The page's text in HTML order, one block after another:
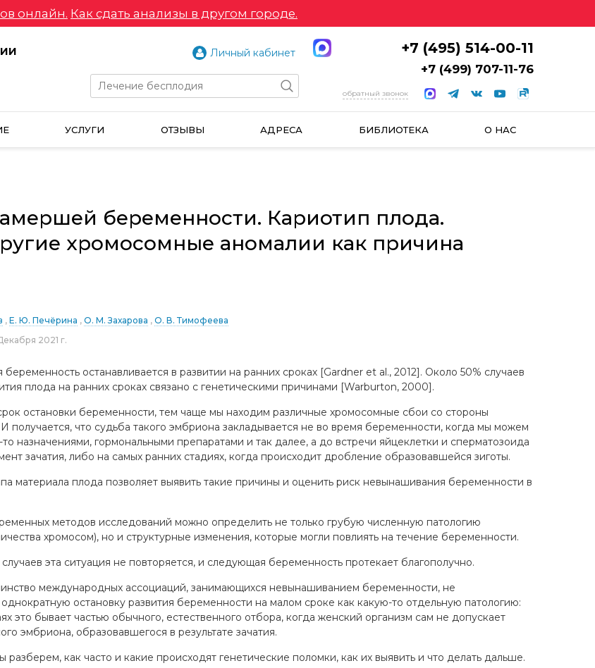
онлайн. Как сдать анализы в другом городе.
Личный кабинет +7 (495) 514-00-11
+7 (499) 707-11-76
обратный звонок
УСЛУГИ ОТЗЫВЫ АДРЕСА БИБЛИОТЕКА О НАС
беременности. Кариотип плода.
хромосомные аномалии как причина
Е. Ю. Печёрина О. М. Захарова
О. В. Тимофеева
2021 г.
беременность останавливается в развитии на ранних сроках [Gardner et al., 2012]. Около 50% случаев
плода на ранних сроках связано с генетическими причинами [Warburton, 2000].
остановки беременности, тем чаще мы находим различные хромосомные сбои со стороны
получается, что судьба такого эмбриона закладывается не во время беременности, когда мы можем
то назначениями, гормональными препаратами и так далее, а до встречи яйцеклетки и сперматозоида
зачатия, либо на самых ранних стадиях, когда происходит дробление образовавшейся зиготы.
материала плода позволяет выявить такие причины и оценить риск невынашивания беременности в
методов исследований можно определить не только грубую численную патологию
хромосом), но и структурные изменения, которые могли повлиять на течение беременности.
эта ситуация не повторяется, и следующая беременность протекает благополучно.
международных ассоциаций, занимающихся невынашиванием беременности, не
остановку развития беременности на малом сроке как какую-то отдельную патологию:
это бывает частью обычного, естественного отбора, когда женский организм сам не допускает
эмбриона, образовавшегося в результате зачатия.
разберем, как часто и какие происходят генетические поломки, как их выявить и что делать дальше.